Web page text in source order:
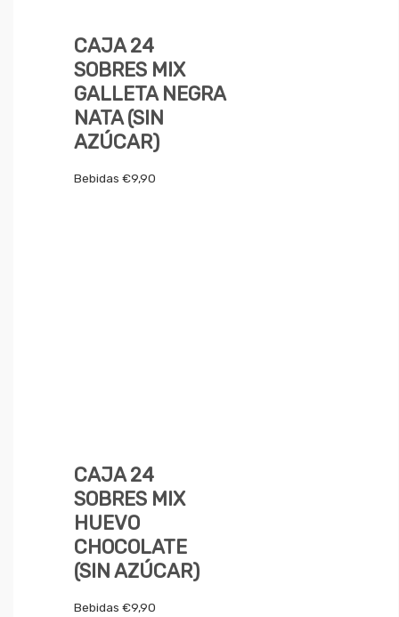
CAJA 24
SOBRES MIX
GALLETA NEGRA
NATA (SIN
AZÚCAR)
Bebidas €9,90
CAJA 24
SOBRES MIX
HUEVO
CHOCOLATE
(SIN AZÚCAR)
Bebidas €9,90